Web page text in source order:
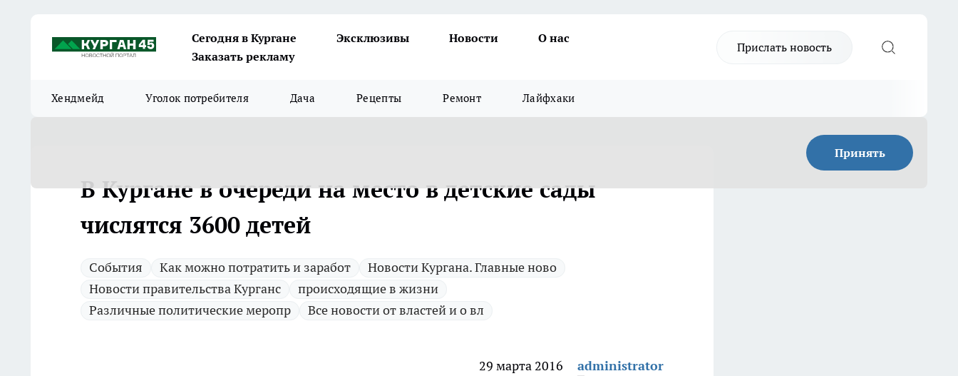
Сегодня в Кургане Эксклюзивы Новости
О нас
Заказать рекламу
Прислать новость
Хендмейд Уголок потребителя Дача Рецепты Ремонт Лайфхаки
Принять
В Кургане в очереди на место в детские сады
числятся 3600 детей
Cобытия Как можно потратить и заработ
Новости Кургана. Главные ново
Новости правительства Курганс
происходящие в жизни
Различные политические меропр
Все новости от властей и о вл
29 марта 2016
administrator